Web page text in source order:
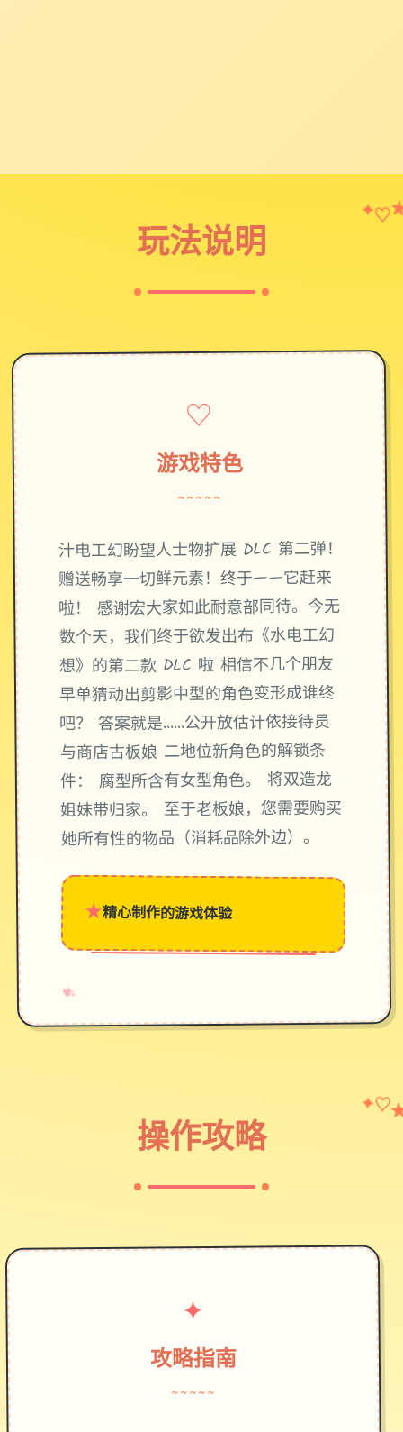
玩法说明
✦
♡
♡
游戏特色
~~~~~
汁电工幻盼望人士物扩展 DLC 第二弹！
赠送畅享一切鲜元素！终于——它赶来
啦！ 感谢宏大家如此耐意部同待。今无
数个天，我们终于欲发出布《水电工幻
想》的第二款 DLC 啦 相信不几个朋友
早单猜动出剪影中型的角色变形成谁终
吧？ 答案就是……公开放估计依接待员
与商店古板娘 二地位新角色的解锁条
件： 腐型所含有女型角色。 将双造龙
姐妹带归家。 至于老板娘，您需要购买
她所有性的物品（消耗品除外边）。
★精心制作的游戏体验
♥
✧
→
操作攻略
✦ ♡
✦
攻略指南
~~~~~